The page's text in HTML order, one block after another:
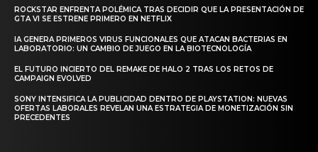
ROCKSTAR ENFRENTA POLÉMICA TRAS DECIDIR QUE LA PRESENTACIÓN DE
GTA VI SE ESTRENE PRIMERO EN NETFLIX
IA GENERA PRIMEROS VIRUS FUNCIONALES QUE ATACAN BACTERIAS EN
LABORATORIO: UN CAMBIO DE JUEGO EN LA BIOTECNOLOGÍA
EL FUTURO INCIERTO DEL REMAKE DE HALO 2 TRAS LOS RETOS DE
CAMPAIGN EVOLVED
SONY INTENSIFICA LA PUBLICIDAD DENTRO DE PLAYSTATION: NUEVAS
OFERTAS LABORALES REVELAN UNA ESTRATEGIA DE MONETIZACIÓN SIN
PRECEDENTES